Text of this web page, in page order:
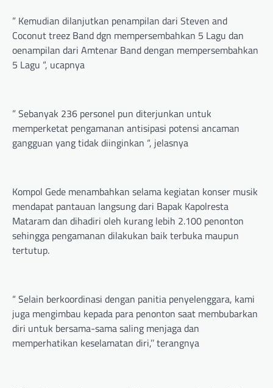
” Kemudian dilanjutkan penampilan dari Steven and
Coconut treez Band dgn mempersembahkan 5 Lagu dan
oenampilan dari Amtenar Band dengan mempersembahkan
5 Lagu “, ucapnya
” Sebanyak 236 personel pun diterjunkan untuk
memperketat pengamanan antisipasi potensi ancaman
gangguan yang tidak diinginkan “, jelasnya
Kompol Gede menambahkan selama kegiatan konser musik
mendapat pantauan langsung dari Bapak Kapolresta
Mataram dan dihadiri oleh kurang lebih 2.100 penonton
sehingga pengamanan dilakukan baik terbuka maupun
tertutup.
“ Selain berkoordinasi dengan panitia penyelenggara, kami
juga mengimbau kepada para penonton saat membubarkan
diri untuk bersama-sama saling menjaga dan
memperhatikan keselamatan diri,’’ terangnya